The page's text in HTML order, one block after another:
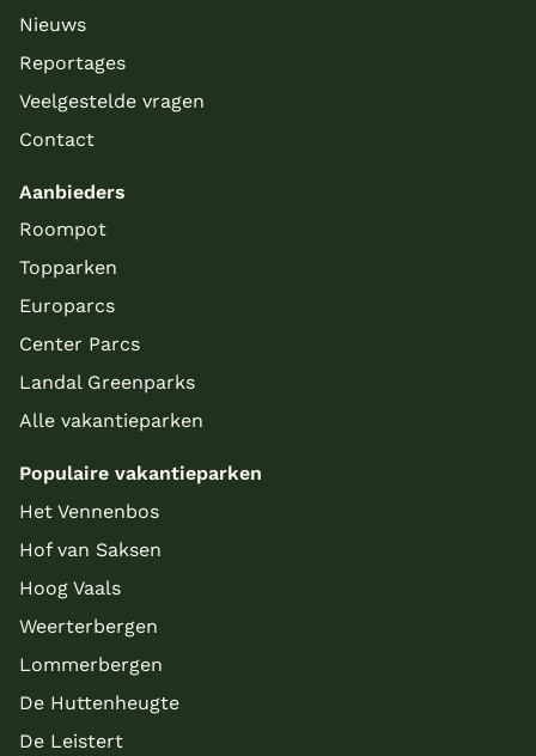
Nieuws
Reportages
Veelgestelde vragen
Contact
Aanbieders
Roompot
Topparken
Europarcs
Center Parcs
Landal Greenparks
Alle vakantieparken
Populaire vakantieparken
Het Vennenbos
Hof van Saksen
Hoog Vaals
Weerterbergen
Lommerbergen
De Huttenheugte
De Leistert